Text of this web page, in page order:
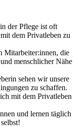
der Pflege ist oft
dem Privatleben zu
Mitarbeiter:innen, die
menschlicher Nähe
sehen wir unsere
zu schaffen.
mit dem Privatleben
und lernen täglich